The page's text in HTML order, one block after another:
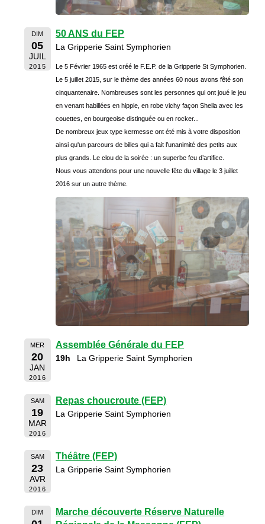
DIM
05
JUIL
2015
50 ANS du FEP
La Gripperie Saint Symphorien
Le 5 Février 1965 est créé le F.E.P. de la Gripperie St Symphorien.
Le 5 juillet 2015, sur le thème des années 60 nous avons fêté son
cinquantenaire. Nombreuses sont les personnes qui ont joué le jeu
en venant habillées en hippie, en robe vichy façon Sheila avec les
couettes, en bourgeoise distinguée ou en rocker...
De nombreux jeux type kermesse ont été mis à votre disposition
ainsi qu'un parcours de billes qui a fait l’unanimité des petits aux
plus grands. Le clou de la soirée : un superbe feu d’artifice.
Nous vous attendons pour une nouvelle fête du village le 3 juillet
2016 sur un autre thème.
MER
20
JAN
2016
Assemblée Générale du FEP
19h La Gripperie Saint Symphorien
SAM
19
MAR
2016
Repas choucroute (FEP)
La Gripperie Saint Symphorien
SAM
23
AVR
2016
Théâtre (FEP)
La Gripperie Saint Symphorien
DIM
Marche découverte Réserve Naturelle